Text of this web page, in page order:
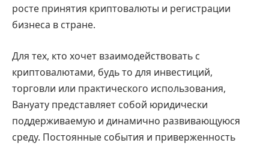
росте принятия криптовалюты и регистрации
бизнеса в стране.
Для тех, кто хочет взаимодействовать с
криптовалютами, будь то для инвестиций,
торговли или практического использования,
Вануату представляет собой юридически
поддерживаемую и динамично развивающуюся
среду. Постоянные события и приверженность